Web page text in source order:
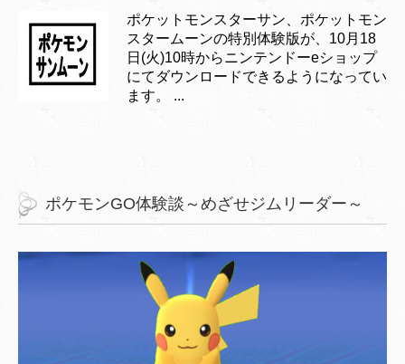
ポケットモンスターサン、ポケットモン
スタームーンの特別体験版が、10月18
日(火)10時からニンテンドーeショップ
にてダウンロードできるようになってい
ます。 ...
ポケモンGO体験談～めざせジムリーダー～